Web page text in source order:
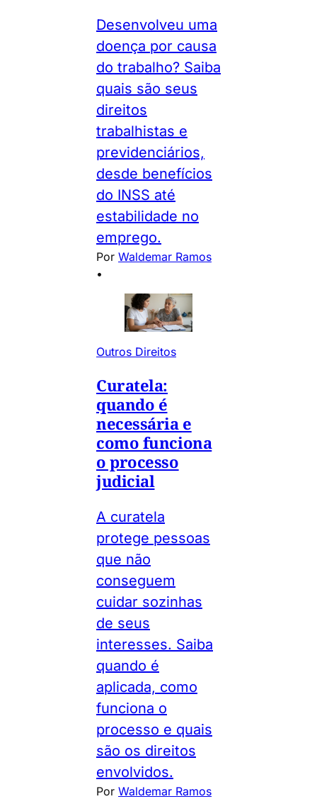
Desenvolveu uma
doença por causa
do trabalho? Saiba
quais são seus
direitos
trabalhistas e
previdenciários,
desde benefícios
do INSS até
estabilidade no
emprego.
Por Waldemar Ramos
•
Outros Direitos
Curatela:
quando é
necessária e
como funciona
o processo
judicial
A curatela
protege pessoas
que não
conseguem
cuidar sozinhas
de seus
interesses. Saiba
quando é
aplicada, como
funciona o
processo e quais
são os direitos
envolvidos.
Por Waldemar Ramos